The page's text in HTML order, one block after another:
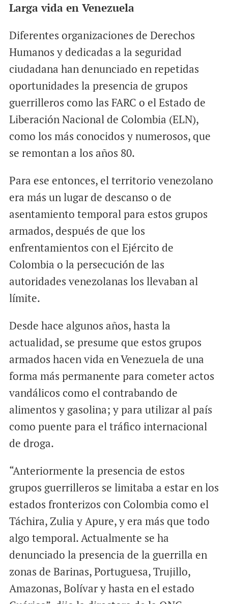
Larga vida en Venezuela
Diferentes organizaciones de Derechos
Humanos y dedicadas a la seguridad
ciudadana han denunciado en repetidas
oportunidades la presencia de grupos
guerrilleros como las FARC o el Estado de
Liberación Nacional de Colombia (ELN),
como los más conocidos y numerosos, que
se remontan a los años 80.
Para ese entonces, el territorio venezolano
era más un lugar de descanso o de
asentamiento temporal para estos grupos
armados, después de que los
enfrentamientos con el Ejército de
Colombia o la persecución de las
autoridades venezolanas los llevaban al
límite.
Desde hace algunos años, hasta la
actualidad, se presume que estos grupos
armados hacen vida en Venezuela de una
forma más permanente para cometer actos
vandálicos como el contrabando de
alimentos y gasolina; y para utilizar al país
como puente para el tráfico internacional
de droga.
“Anteriormente la presencia de estos
grupos guerrilleros se limitaba a estar en los
estados fronterizos con Colombia como el
Táchira, Zulia y Apure, y era más que todo
algo temporal. Actualmente se ha
denunciado la presencia de la guerrilla en
zonas de Barinas, Portuguesa, Trujillo,
Amazonas, Bolívar y hasta en el estado